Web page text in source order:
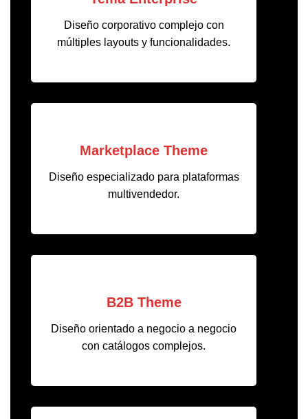
Diseño corporativo complejo con
múltiples layouts y funcionalidades.
Marketplace Theme
Diseño especializado para plataformas
multivendedor.
B2B Theme
Diseño orientado a negocio a negocio
con catálogos complejos.